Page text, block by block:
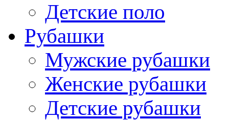
Детские поло
Рубашки
Мужские рубашки
Женские рубашки
Детские рубашки